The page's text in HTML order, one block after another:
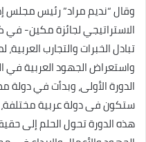
وقال “نديم مراد” رئيس مجلس
الاستراتيجي لجائزة مكين- في
تبادل الخبرات والتجارب
واستعراض الجهود العربية في
الدورة الأولى، وبدأت في
ستكون فى دولة عربية
هذه الدورة تحول الحلم إلى